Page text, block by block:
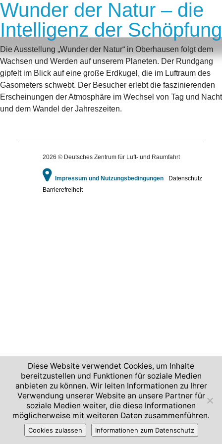
Wunder der Natur – die
Intelligenz der Schöpfung
Die Ausstellung „Wunder der Natur“ in Oberhausen folgt dem
Wachsen und Werden auf unserem Planeten. Der Rundgang
gipfelt im Blick auf eine große Erdkugel, die im Luftraum des
Gasometers schwebt. Der Besucher erlebt die faszinierenden
Erscheinungen der Atmosphäre im Wechsel von Tag und Nacht
und dem Wandel der Jahreszeiten.
2026 © Deutsches Zentrum für Luft- und Raumfahrt
Impressum und Nutzungsbedingungen
Datenschutz
Barrierefreiheit
Diese Website verwendet Cookies, um Inhalte
bereitzustellen und Funktionen für soziale Medien
anbieten zu können. Wir leiten Informationen zu Ihrer
Verwendung unserer Website an unsere Partner für
soziale Medien weiter, die diese Informationen
möglicherweise mit weiteren Daten zusammenführen.
Cookies zulassen Informationen zum Datenschutz